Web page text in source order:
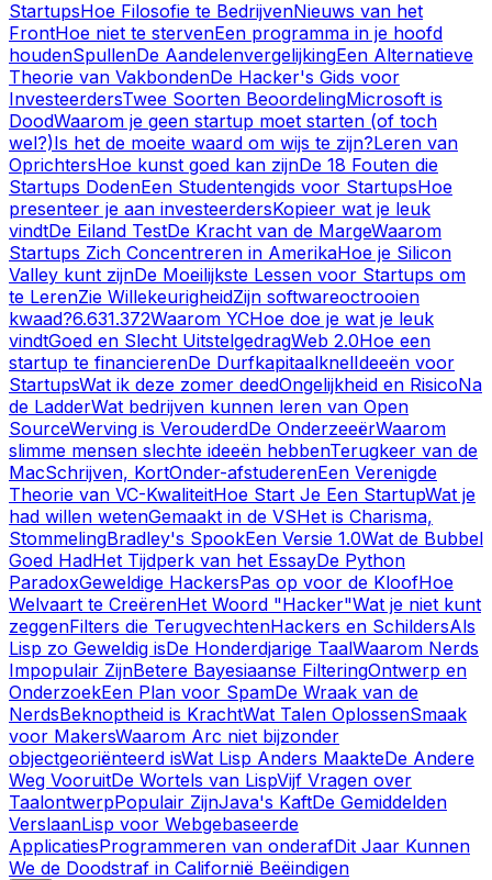
StartupsHoe Filosofie te BedrijvenNieuws van het
FrontHoe niet te stervenEen programma in je hoofd
houdenSpullenDe AandelenvergelijkingEen Alternatieve
Theorie van VakbondenDe Hacker's Gids voor
InvesteerdersTwee Soorten BeoordelingMicrosoft is
DoodWaarom je geen startup moet starten (of toch
wel?)Is het de moeite waard om wijs te zijn?Leren van
OprichtersHoe kunst goed kan zijnDe 18 Fouten die
Startups DodenEen Studentengids voor StartupsHoe
presenteer je aan investeerdersKopieer wat je leuk
vindtDe Eiland TestDe Kracht van de MargeWaarom
Startups Zich Concentreren in AmerikaHoe je Silicon
Valley kunt zijnDe Moeilijkste Lessen voor Startups om
te LerenZie WillekeurigheidZijn softwareoctrooien
kwaad?6.631.372Waarom YCHoe doe je wat je leuk
vindtGoed en Slecht UitstelgedragWeb 2.0Hoe een
startup te financierenDe DurfkapitaalknelIdeeën voor
StartupsWat ik deze zomer deedOngelijkheid en RisicoNa
de LadderWat bedrijven kunnen leren van Open
SourceWerving is VerouderdDe OnderzeeërWaarom
slimme mensen slechte ideeën hebbenTerugkeer van de
MacSchrijven, KortOnder-afstuderenEen Verenigde
Theorie van VC-KwaliteitHoe Start Je Een StartupWat je
had willen wetenGemaakt in de VSHet is Charisma,
StommelingBradley's SpookEen Versie 1.0Wat de Bubbel
Goed HadHet Tijdperk van het EssayDe Python
ParadoxGeweldige HackersPas op voor de KloofHoe
Welvaart te CreërenHet Woord "Hacker"Wat je niet kunt
zeggenFilters die TerugvechtenHackers en SchildersAls
Lisp zo Geweldig isDe Honderdjarige TaalWaarom Nerds
Impopulair ZijnBetere Bayesiaanse FilteringOntwerp en
OnderzoekEen Plan voor SpamDe Wraak van de
NerdsBeknoptheid is KrachtWat Talen OplossenSmaak
voor MakersWaarom Arc niet bijzonder
objectgeoriënteerd isWat Lisp Anders MaakteDe Andere
Weg VooruitDe Wortels van LispVijf Vragen over
TaalontwerpPopulair ZijnJava's KaftDe Gemiddelden
VerslaanLisp voor Webgebaseerde
ApplicatiesProgrammeren van onderafDit Jaar Kunnen
We de Doodstraf in Californië Beëindigen